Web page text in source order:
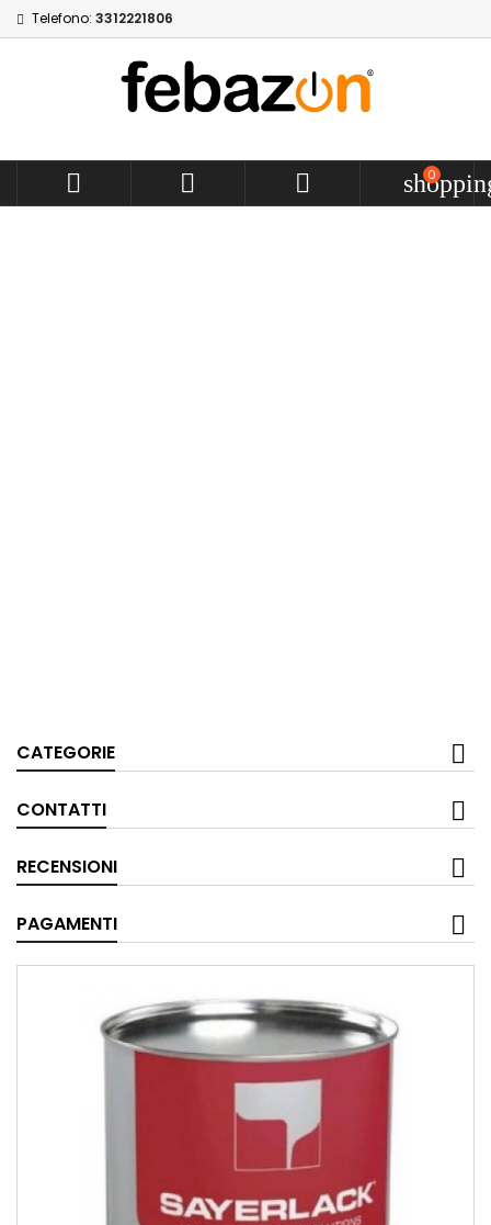
Telefono: 3312221806
   0
CATEGORIE
CONTATTI
RECENSIONI
PAGAMENTI